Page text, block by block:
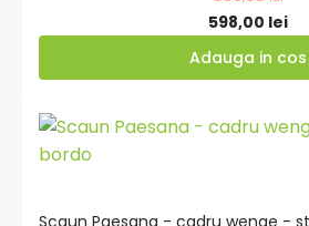
Prețul
inițial
a
669,00 lei.
598,00 lei
Adauga in cos
Scaun Paesana - cadru wenge -